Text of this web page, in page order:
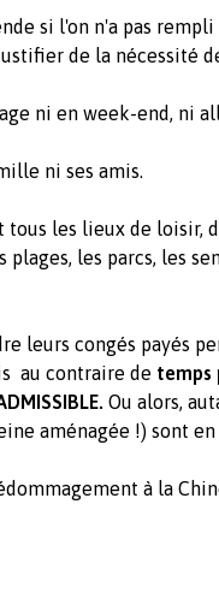
si l'on n'a pas
de la nécessité
ni en week-end, ni
ni ses amis.
tous les lieux de loisir,
les parcs, les
leurs congés payés
au contraire de temps
Ou alors,
aménagée !) sont en
à la